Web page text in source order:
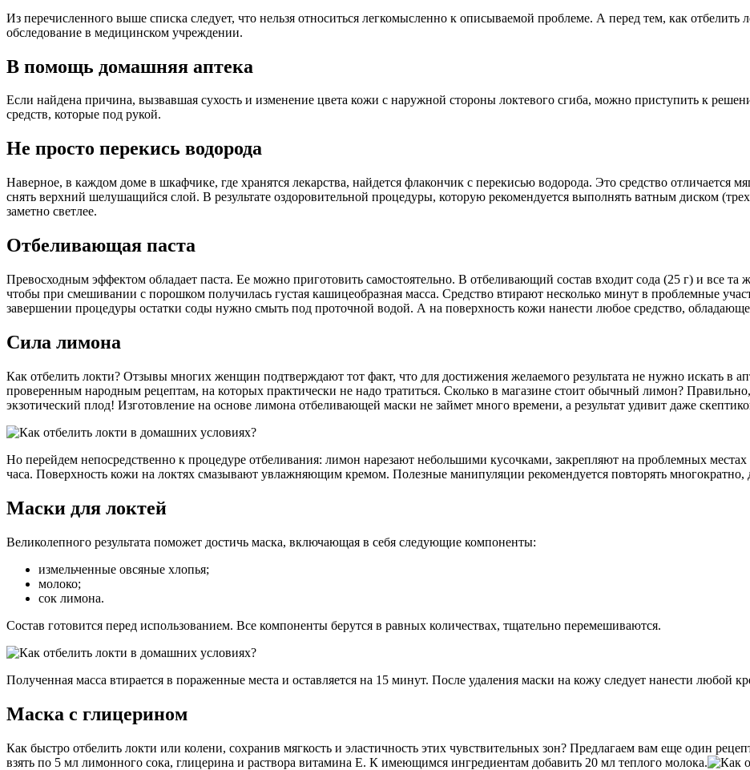
Из перечисленного выше списка следует, что нельзя относиться легкомысленно к описываемой проблеме. А перед тем, как
обследование в медицинском учреждении.
В помощь домашняя аптека
Если найдена причина, вызвавшая сухость и изменение цвета кожи с наружной стороны локтевого сгиба, можно приступить к
средств, которые под рукой.
Не просто перекись водорода
Наверное, в каждом доме в шкафчике, где хранятся лекарства, найдется флакончик с перекисью водорода. Это средство отличается
снять верхний шелушащийся слой. В результате оздоровительной процедуры, которую рекомендуется выполнять ватным диском
заметно светлее.
Отбеливающая паста
Превосходным эффектом обладает паста. Ее можно приготовить самостоятельно. В отбеливающий состав входит сода (25 г) и все та
чтобы при смешивании с порошком получилась густая кашицеобразная масса. Средство втирают несколько минут в проблемные
завершении процедуры остатки соды нужно смыть под проточной водой. А на поверхность кожи нанести любое средство,
Сила лимона
Как отбелить локти? Отзывы многих женщин подтверждают тот факт, что для достижения желаемого результата не нужно искать в
проверенным народным рецептам, на которых практически не надо тратиться. Сколько в магазине стоит обычный лимон?
экзотический плод! Изготовление на основе лимона отбеливающей маски не займет много времени, а результат удивит даже
Но перейдем непосредственно к процедуре отбеливания: лимон нарезают небольшими кусочками, закрепляют на проблемных
часа. Поверхность кожи на локтях смазывают увлажняющим кремом. Полезные манипуляции рекомендуется повторять многократно,
Маски для локтей
Великолепного результата поможет достичь маска, включающая в себя следующие компоненты:
измельченные овсяные хлопья;
молоко;
сок лимона.
Состав готовится перед использованием. Все компоненты берутся в равных количествах, тщательно перемешиваются.
Полученная масса втирается в пораженные места и оставляется на 15 минут. После удаления маски на кожу следует нанести любой
Маска с глицерином
Как быстро отбелить локти или колени, сохранив мягкость и эластичность этих чувствительных зон? Предлагаем вам еще один
взять по 5 мл лимонного сока, глицерина и раствора витамина Е. К имеющимся ингредиентам добавить 20 мл теплого молока.